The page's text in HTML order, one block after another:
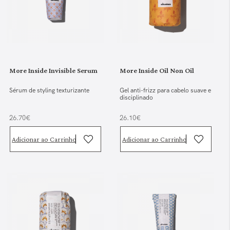
More Inside Invisible Serum
Sérum de styling texturizante
26.70€
Adicionar ao Carrinho
More Inside Oil Non Oil
Gel anti-frizz para cabelo suave e
disciplinado
26.10€
Adicionar ao Carrinho